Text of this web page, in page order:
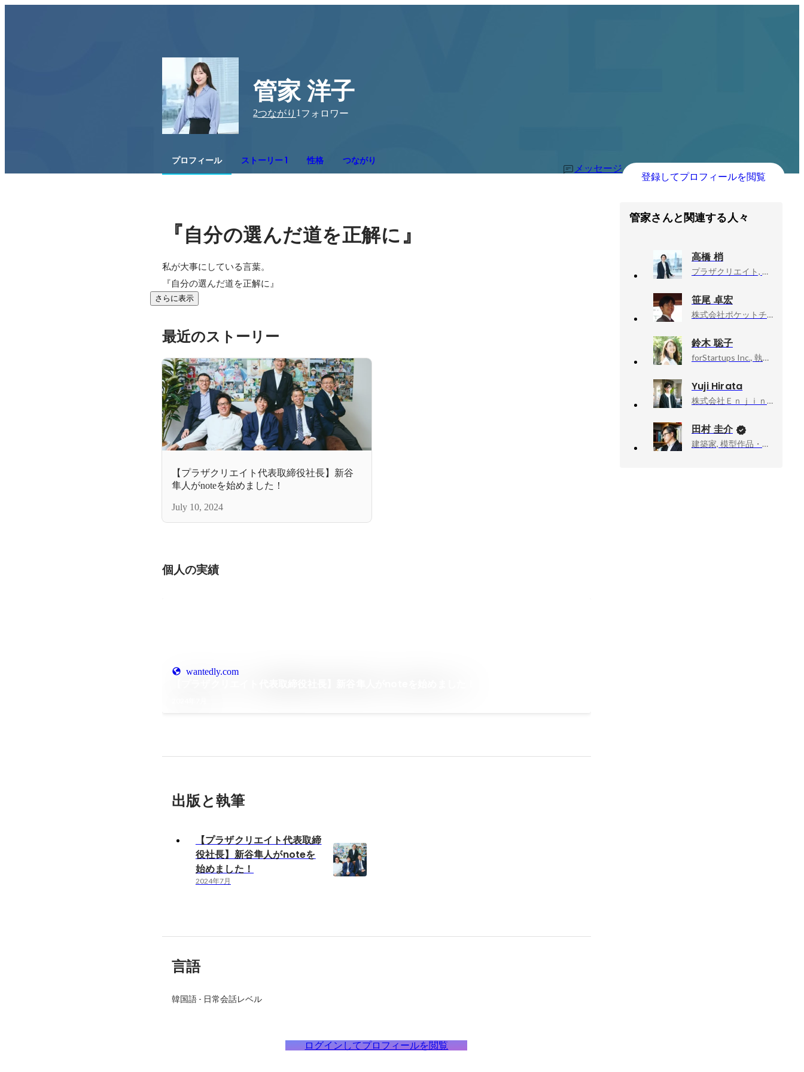
管家 洋子
2つながり 1 フォロワー
プロフィール ストーリー 1 性格 つながり
メッセージ
登録してプロフィールを閲覧
『自分の選んだ道を正解に』
私が大事にしている言葉。
『自分の選んだ道を正解に』
さらに表示
最近のストーリー
【プラザクリエイト代表取締役社長】新谷
隼人がnoteを始めました！
July 10, 2024
個人の実績
wantedly.com
出版と執筆
【プラザクリエイト代表取締
役社長】新谷隼人がnoteを
始めました！
2024年7月
言語
韓国語- 日常会話レベル
ログインしてプロフィールを閲覧
管家さんと関連する人々
高橋 梢
プラザクリエイト, 人事部 部長
笹尾 卓宏
株式会社ポケットチェンジ, インテグレーション・サクセス・エンジニア
鈴木 聡子
forStartups Inc., 執行役員 / タレントエージェンシー本部 GM Communication Design Officer
Yuji Hirata
株式会社Ｅｎｊｉｎ, 取締役 CFO 兼 執行役員 コーポレート本部長
田村 圭介
建築家, 模型作品・執筆活動